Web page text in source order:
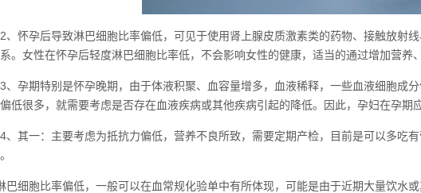
、怀孕后导致淋巴细胞比率偏低，可见于使用肾上腺皮质激素类的药物、接触放射
。女性在怀孕后轻度淋巴细胞比率低，不会影响女性的健康，适当的通过增加营养
、孕期特别是怀孕晚期，由于体液积聚、血容量增多，血液稀释，一些血液细胞成
低很多，就需要考虑是否存在血液疾病或其他疾病引起的降低。因此，孕妇在孕期
、其一：主要考虑为抵抗力偏低，营养不良所致，需要定期产检，目前是可以多吃
巴细胞比率偏低，一般可以在血常规化验单中有所体现，可能是由于近期大量饮水